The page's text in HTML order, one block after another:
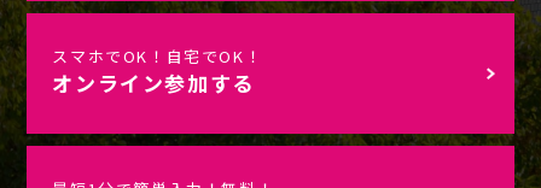
スマホでOK！自宅でOK！
オンライン参加する